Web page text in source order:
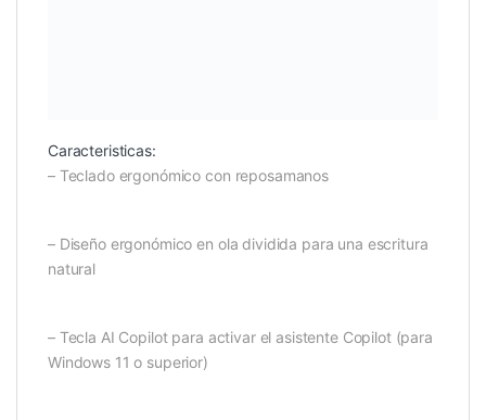
Caracteristicas:
– Teclado ergonómico con reposamanos
– Diseño ergonómico en ola dividida para una escritura
natural
– Tecla AI Copilot para activar el asistente Copilot (para
Windows 11 o superior)